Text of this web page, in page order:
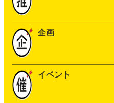
企画
イベント